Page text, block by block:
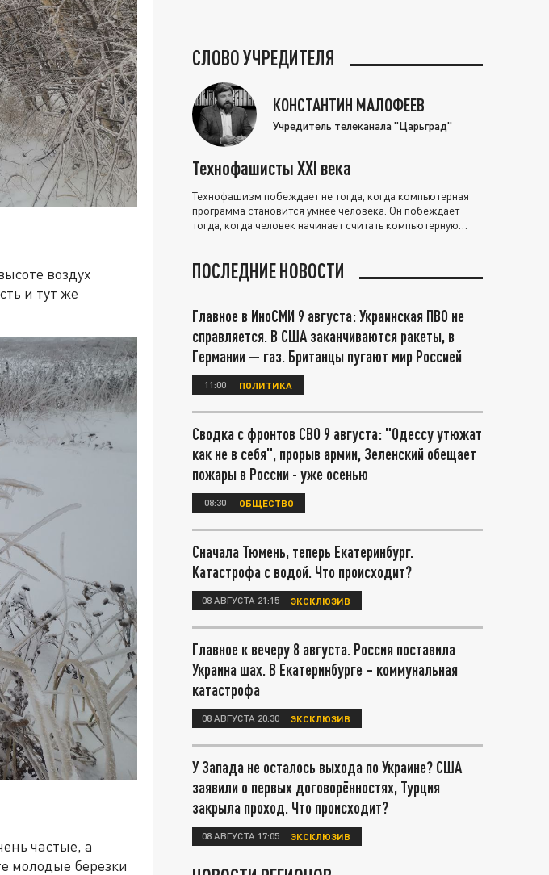
воздух
и тут же
частые, а
молодые березки
СЛОВО УЧРЕДИТЕЛЯ
КОНСТАНТИН МАЛОФЕЕВ
Учредитель телеканала "Царьград"
Технофашисты XXI века
Технофашизм побеждает не тогда, когда компьютерная
программа становится умнее человека. Он побеждает
тогда, когда человек начинает считать компьютерную
ПОСЛЕДНИЕ НОВОСТИ
Главное в ИноСМИ 9 августа: Украинская ПВО не
справляется. В США заканчиваются ракеты, в
Германии — газ. Британцы пугают мир Россией
11:00 ПОЛИТИКА
Сводка с фронтов СВО 9 августа: "Одессу утюжат
как не в себя", прорыв армии, Зеленский обещает
пожары в России - уже осенью
08:30 ОБЩЕСТВО
Сначала Тюмень, теперь Екатеринбург.
Катастрофа с водой. Что происходит?
08 АВГУСТА 21:15 ЭКСКЛЮЗИВ
Главное к вечеру 8 августа. Россия поставила
Украина шах. В Екатеринбурге – коммунальная
катастрофа
08 АВГУСТА 20:30 ЭКСКЛЮЗИВ
У Запада не осталось выхода по Украине? США
заявили о первых договорённостях, Турция
закрыла проход. Что происходит?
08 АВГУСТА 17:05 ЭКСКЛЮЗИВ